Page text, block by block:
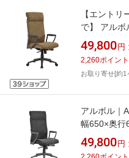
【エント
で】 アルボ
ウン/幅
座部高430
返品不可】
49,800 円
2,260ポイント
お取り寄せ[約1
アルボル｜
幅650×奥行
430〜510×
可】
49,800 円